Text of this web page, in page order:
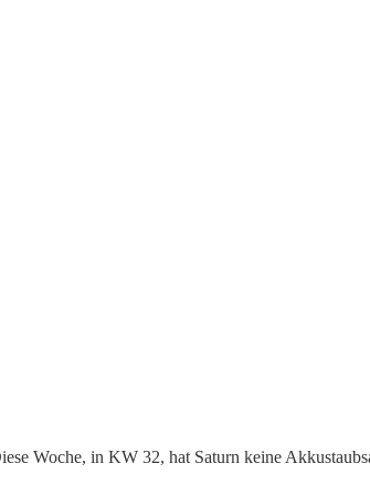
Woche, in KW 32, hat Saturn keine